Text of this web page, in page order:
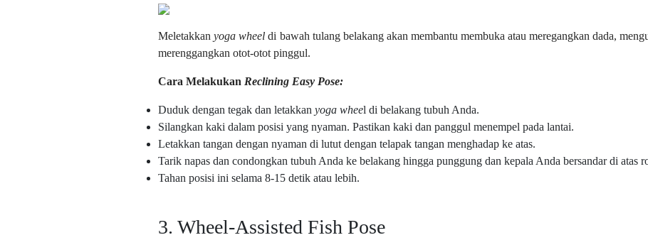
Meletakkanyoga wheeldi bawah tulang belakang akan membantu membuka atau meregangkan dada,
merenggangkan otot-otot pinggul.
Cara Melakukan Reclining Easy Pose:
Duduk dengan tegak dan letakkanyoga wheel di belakang tubuh Anda.
Silangkan kaki dalam posisi yang nyaman. Pastikan kaki dan panggul menempel pada lantai.
Letakkan tangan dengan nyaman di lutut dengan telapak tangan menghadap ke atas.
Tarik napas dan condongkan tubuh Anda ke belakang hingga punggung dan kepala Anda bersandar di atas
Tahan posisi ini selama 8-15 detik atau lebih.
3. Wheel-Assisted Fish Pose